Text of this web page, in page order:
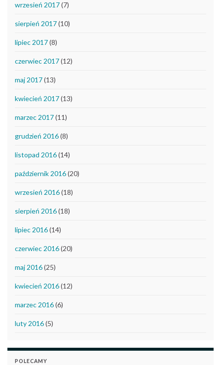
wrzesień 2017(7)
sierpień 2017(10)
lipiec 2017(8)
czerwiec 2017(12)
maj 2017(13)
kwiecień 2017(13)
marzec 2017(11)
grudzień 2016(8)
listopad 2016(14)
październik 2016(20)
wrzesień 2016(18)
sierpień 2016(18)
lipiec 2016(14)
czerwiec 2016(20)
maj 2016(25)
kwiecień 2016(12)
marzec 2016(6)
luty 2016(5)
POLECAMY